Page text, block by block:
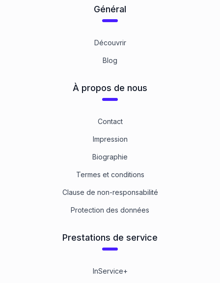
Général
Découvrir
Blog
À propos de nous
Contact
Impression
Biographie
Termes et conditions
Clause de non-responsabilité
Protection des données
Prestations de service
InService+